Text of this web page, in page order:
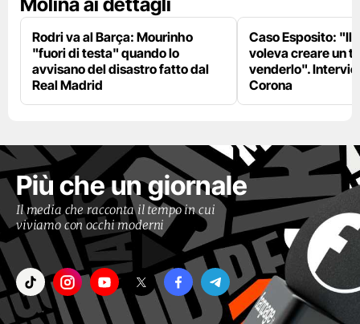
Rodri va al Barça: Mourinho
"fuori di testa" quando lo
avvisano del disastro fatto dal
Real Madrid
Caso Esposito: "Il
voleva creare un
venderlo".
Corona
Più che un giornale
Il media che racconta il tempo in cui
viviamo con occhi moderni